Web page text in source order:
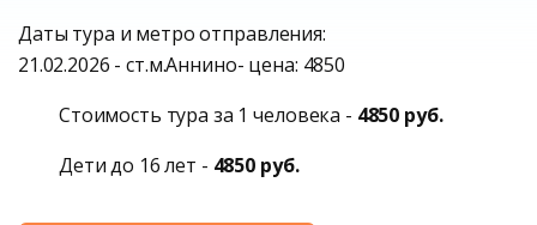
Даты тура и метро отправления:
21.02.2026 - ст.м.Аннино- цена: 4850
Стоимость тура за 1 человека - 4850 руб.
Дети до 16 лет - 4850 руб.